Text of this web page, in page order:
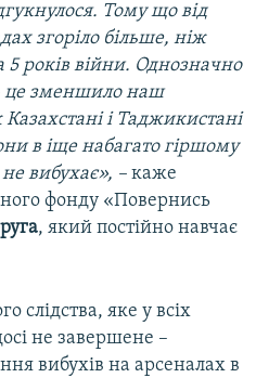
Тому що від
згоріло більше, ніж
5 років війни. Однозначно
це зменшило наш
і Таджикистані
в іще набагато гіршому
не вибухає», – каже
фонду «Повернись
, який постійно навчає
слідства, яке у всіх
не завершене –
вибухів на арсеналах в